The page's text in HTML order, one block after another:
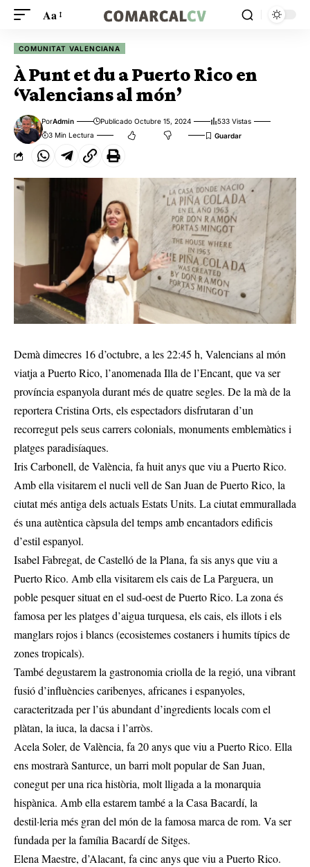
Aa
COMUNITAT VALENCIANA
À Punt et du a Puerto Rico en
‘Valencians al món’
PorAdmin Publicado Octubre 15, 2024
533 Vistas
3 Min Lectura
Demà dimecres 16 d’octubre, a les 22:45 h, Valencians al món
viatja a Puerto Rico, l’anomenada Illa de l’Encant, que va ser
província espanyola durant més de quatre segles. De la mà de la
reportera Cristina Orts, els espectadors disfrutaran d’un
recorregut pels seus carrers colonials, monuments emblemàtics i
platges paradisíaques.
Iris Carbonell, de València, fa huit anys que viu a Puerto Rico.
Amb ella visitarem el nucli vell de San Juan de Puerto Rico, la
ciutat més antiga dels actuals Estats Units. La ciutat emmurallada
és una autèntica càpsula del temps amb encantadors edificis
d’estil espanyol.
Isabel Fabregat, de Castelló de la Plana, fa sis anys que viu a
Puerto Rico. Amb ella visitarem els cais de La Parguera, un
poble pesquer situat en el sud-oest de Puerto Rico. La zona és
famosa per les platges d’aigua turquesa, els cais, els illots i els
manglars rojos i blancs (ecosistemes costaners i humits típics de
zones tropicals).
També degustarem la gastronomia criolla de la regió, una vibrant
fusió d’influències caribenyes, africanes i espanyoles,
caracteritzada per l’ús abundant d’ingredients locals com el
plàtan, la iuca, la dacsa i l’arròs.
Acela Soler, de València, fa 20 anys que viu a Puerto Rico. Ella
ens mostrarà Santurce, un barri molt popular de San Juan,
conegut per una rica història, molt lligada a la monarquia
hispànica. Amb ella estarem també a la Casa Bacardí, la
destil·leria més gran del món de la famosa marca de rom. Va ser
fundada per la família Bacardí de Sitges.
Elena Maestre, d’Alacant, fa cinc anys que viu a Puerto Rico.